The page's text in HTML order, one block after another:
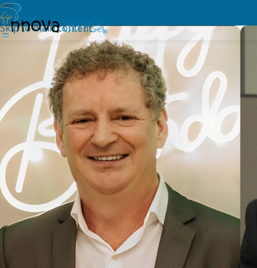
Skip to navigation
Skip to main content